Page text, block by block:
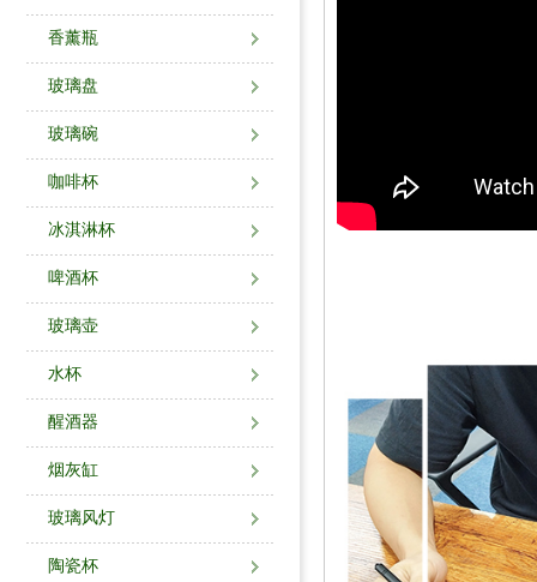
香薰瓶
玻璃盘
玻璃碗
咖啡杯
冰淇淋杯
啤酒杯
玻璃壶
水杯
醒酒器
烟灰缸
玻璃风灯
陶瓷杯